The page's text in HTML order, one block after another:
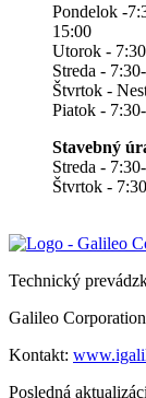
Pondelok -
15:00
Utorok -
Streda -
Štvrtok -
Piatok -
Stavebný
Streda -
Štvrtok -
Technický
Galileo
Kontakt:
Posledná